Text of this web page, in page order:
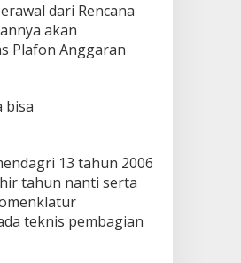
dari Rencana
akan
Plafon Anggaran
bisa
13 tahun 2006
tahun nanti serta
teknis pembagian